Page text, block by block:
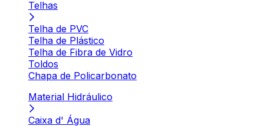
Telhas
Telha de PVC
Telha de Plástico
Telha de Fibra de Vidro
Toldos
Chapa de Policarbonato
Material Hidráulico
Caixa d' Água